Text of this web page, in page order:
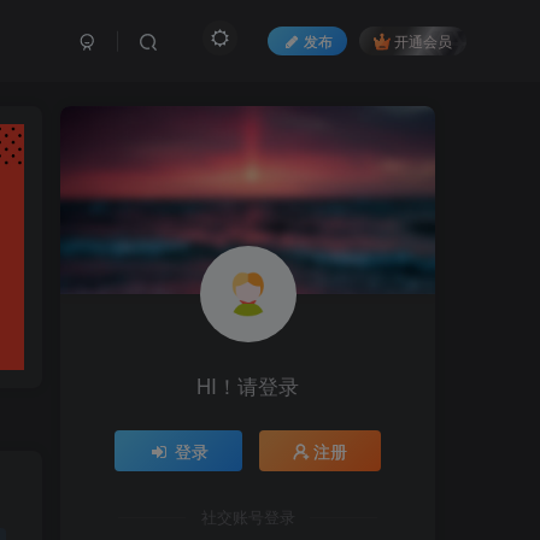
发布 开通会员
HI！请登录
登录 注册
社交账号登录